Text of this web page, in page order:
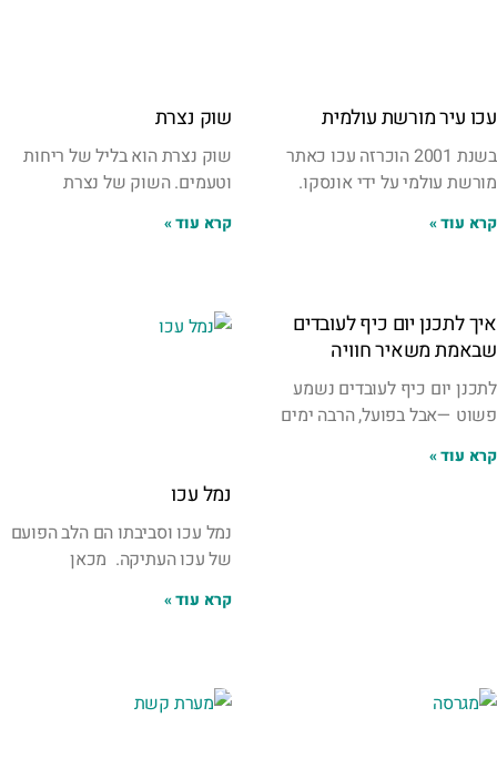
עכו עיר מורשת עולמית
בשנת 2001 הוכרזה עכו כאתר
מורשת עולמי על ידי אונסקו.
קרא עוד »
שוק נצרת
שוק נצרת הוא בליל של ריחות
וטעמים. השוק של נצרת
קרא עוד »
איך לתכנן יום כיף לעובדים
שבאמת משאיר חוויה
לתכנן יום כיף לעובדים נשמע
פשוט —אבל בפועל, הרבה ימים
קרא עוד »
נמל עכו
נמל עכו וסביבתו הם הלב הפועם
של עכו העתיקה. מכאן
קרא עוד »